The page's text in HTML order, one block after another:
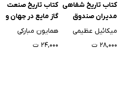
کتاب تاریخ شفاهی
مدیران صندوق
بازنشستگی کشوری
میکائیل عظیمی
۲۸,۰۰۰ ت
کتاب تاریخ صنعت
گاز مایع در جهان و
ایران
همایون مبارکی
۲۴,۰۰۰ ت